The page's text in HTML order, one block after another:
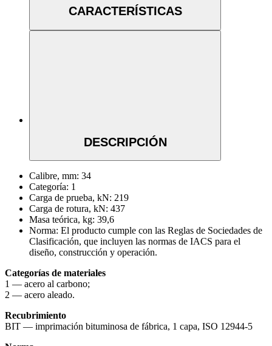
CARACTERÍSTICAS
DESCRIPCIÓN
Calibre, mm: 34
Categoría: 1
Carga de prueba, kN: 219
Carga de rotura, kN: 437
Masa teórica, kg: 39,6
Norma: El producto cumple con las Reglas de Sociedades de
Clasificación, que incluyen las normas de IACS para el
diseño, construcción y operación.
Categorías de materiales
1 — acero al carbono;
2 — acero aleado.
Recubrimiento
BIT — imprimación bituminosa de fábrica, 1 capa, ISO 12944-5